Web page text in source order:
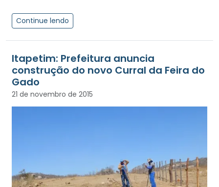
Continue lendo
Itapetim: Prefeitura anuncia
construção do novo Curral da Feira do
Gado
21 de novembro de 2015